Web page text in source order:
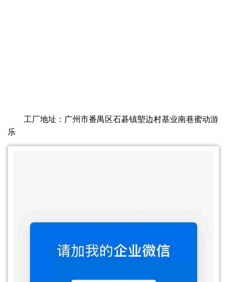
工厂地址：广州市番禺区石碁镇塱边村基业南巷蜜动游
乐